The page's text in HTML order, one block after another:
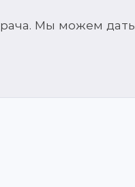
Мы можем дать